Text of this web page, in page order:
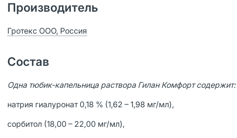
Производитель
Гротекс ООО, Россия
Состав
Одна тюбик-капельница раствора Гилан Комфорт содержит:
натрия гиалуронат 0,18 % (1,62 – 1,98 мг/мл),
сорбитол (18,00 – 22,00 мг/мл),